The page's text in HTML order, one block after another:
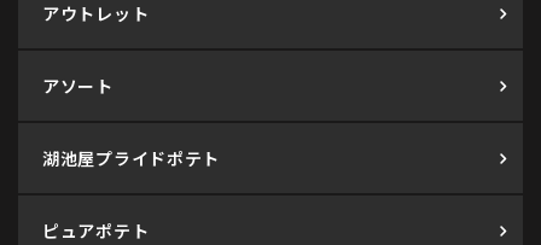
アウトレット
アソート
湖池屋プライドポテト
ピュアポテト